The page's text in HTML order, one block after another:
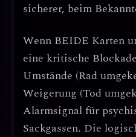
sicherer, beim
Wenn BEIDE Karten
eine kritische
Umstände (Rad
Weigerung (Tod
Alarmsignal für
Sackgassen. Die